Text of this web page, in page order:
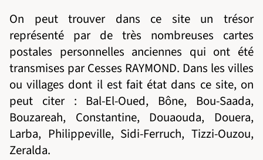
On peut trouver dans ce site un trésor
représenté par de très nombreuses cartes
postales personnelles anciennes qui ont été
transmises par Cesses RAYMOND. Dans les villes
ou villages dont il est fait état dans ce site, on
peut citer : Bal-El-Oued, Bône, Bou-Saada,
Bouzareah, Constantine, Douaouda, Douera,
Larba, Philippeville, Sidi-Ferruch, Tizzi-Ouzou,
Zeralda.